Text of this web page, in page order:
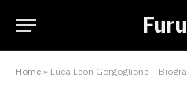
Home » Luca Leon Gorgoglione – Biografie,